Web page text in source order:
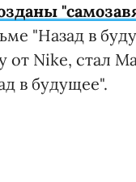
"Назад в
от Nike, стал
в будущее".